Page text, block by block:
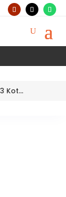
Dua Setengah Tahun Penuh Kesan, MTsN 3 Kota Padang Lepas Pengawas Pembina Dra. Nayusminar Nasrun